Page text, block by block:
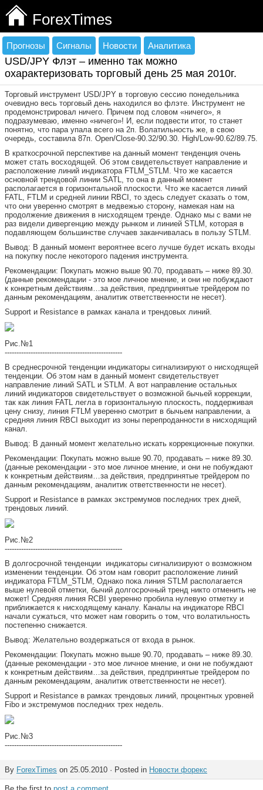
ForexTimes
Прогнозы Сигналы Новости Аналитика
USD/JPY Флэт – именно так можно
охарактеризовать торговый день 25 мая 2010г.
Торговый инструмент USD/JPY в торговую сессию понедельника
очевидно весь торговый день находился во флэте. Инструмент не
продемонстрировал ничего. Причем под словом «ничего», я
подразумеваю, именно «ничего»! И, если подвести итог, то станет
понятно, что пара упала всего на 2п. Волатильность же, в свою
очередь, составила 87п. Open/Close-90.32/90.30. High/Low-90.62/89.75.
В краткосрочной перспективе на данный момент тенденция очень
может стать восходящей. Об этом свидетельствует направление и
расположение линий индикатора FTLM_STLM. Что же касается
основной трендовой линии SATL, то она в данный момент
располагается в горизонтальной плоскости. Что же касается линий
FATL, FTLM и средней линии RBCI, то здесь следует сказать о том,
что они уверенно смотрят в медвежью сторону, намекая нам на
продолжение движения в нисходящем тренде. Однако мы с вами не
раз видели дивергенцию между рынком и линией STLM, которая в
подавляющем большинстве случаев заканчивалась в пользу STLM.
Вывод: В данный момент вероятнее всего лучше будет искать входы
на покупку после некоторого падения инструмента.
Рекомендации: Покупать можно выше 90.70, продавать – ниже 89.30.
(данные рекомендации - это мое личное мнение, и они не побуждают
к конкретным действиям…за действия, предпринятые трейдером по
данным рекомендациям, аналитик ответственности не несет).
Support и Resistance в рамках канала и трендовых линий.
Рис.№1
--------------------------------------------------
В среднесрочной тенденции индикаторы сигнализируют о нисходящей
тенденции. Об этом нам в данный момент свидетельствует
направление линий SATL и STLM. А вот направление остальных
линий индикаторов свидетельствует о возможной бычьей коррекции,
так как линия FATL легла в горизонтальную плоскость, поддерживая
цену снизу, линия FTLM уверенно смотрит в бычьем направлении, а
средняя линия RBCI выходит из зоны перепроданности в нисходящий
канал.
Вывод: В данный момент желательно искать коррекционные покупки.
Рекомендации: Покупать можно выше 90.70, продавать – ниже 89.30.
(данные рекомендации - это мое личное мнение, и они не побуждают
к конкретным действиям…за действия, предпринятые трейдером по
данным рекомендациям, аналитик ответственности не несет).
Support и Resistance в рамках экстремумов последних трех дней,
трендовых линий.
Рис.№2
--------------------------------------------------
В долгосрочной тенденции индикаторы сигнализируют о возможном
изменении тенденции. Об этом нам говорит расположение линий
индикатора FTLM_STLM, Однако пока линия STLM располагается
выше нулевой отметки, бычий долгосрочный тренд никто отменить не
может! Средняя линия RCBI уверенно пробила нулевую отметку и
приближается к нисходящему каналу. Каналы на индикаторе RBCI
начали сужаться, что может нам говорить о том, что волатильность
постепенно снижается.
Вывод: Желательно воздержаться от входа в рынок.
Рекомендации: Покупать можно выше 90.70, продавать – ниже 89.30.
(данные рекомендации - это мое личное мнение, и они не побуждают
к конкретным действиям…за действия, предпринятые трейдером по
данным рекомендациям, аналитик ответственности не несет).
Support и Resistance в рамках трендовых линий, процентных уровней
Fibo и экстремумов последних трех недель.
Рис.№3
--------------------------------------------------
By ForexTimes on 25.05.2010 · Posted in Новости форекс